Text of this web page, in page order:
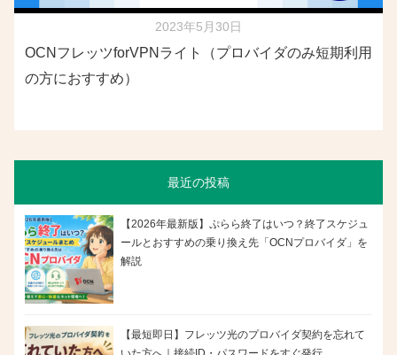
2023年5月30日
OCNフレッツforVPNライト（プロバイダのみ短期利用
の方におすすめ）
最近の投稿
【2026年最新版】ぷらら終了はいつ？終了スケジュ
ールとおすすめの乗り換え先「OCNプロバイダ」を
解説
【最短即日】フレッツ光のプロバイダ契約を忘れて